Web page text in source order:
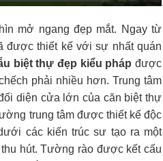
mở ngang đẹp mắt. Ngay từ
được thiết kế với sự nhất quán
biệt thự đẹp kiểu pháp được
phải nhiều hơn. Trung tâm
diện cửa lớn của căn biệt thự
trung tâm được thiết kế độc
các kiến trúc sư tạo ra một
hút. Tường rào được kết cấu